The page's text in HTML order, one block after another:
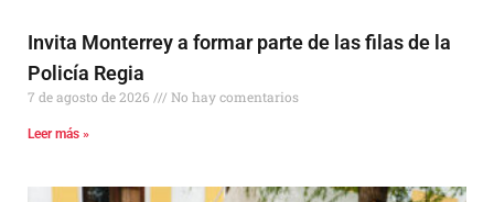
Invita Monterrey a formar parte de las filas de la
Policía Regia
7 de agosto de 2026 No hay comentarios
Leer más »